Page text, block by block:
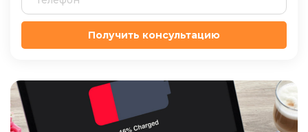
Получить консультацию